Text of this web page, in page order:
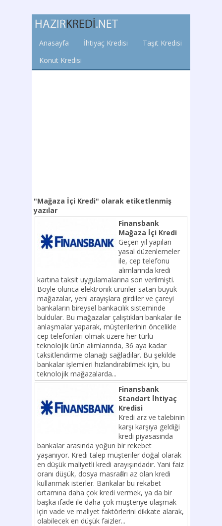
Anasayfa İhtiyaç Kredisi
Taşıt Kredisi
Konut Kredisi
"Mağaza İçi Kredi" olarak etiketlenmiş
yazılar
Finansbank
Mağaza İçi Kredi
Geçen yıl yapılan
yasal düzenlemeler
ile, cep telefonu
alımlarında kredi
kartına taksit uygulamalarına son verilmişti.
Böyle olunca elektronik ürünler satan büyük
mağazalar, yeni arayışlara girdiler ve çareyi
bankaların bireysel bankacılık sisteminde
buldular. Bu mağazalar çalıştıkları bankalar ile
anlaşmalar yaparak, müşterilerinin öncelikle
cep telefonları olmak üzere her türlü
teknolojik ürün alımlarında, 36 aya kadar
taksitlendirme olanağı sağladılar. Bu şekilde
bankalar işlemleri hızlandırabilmek için, bu
teknolojik mağazalarda...
Finansbank
Standart İhtiyaç
Kredisi
Kredi arz ve talebinin
karşı karşıya geldiği
kredi piyasasında
bankalar arasında yoğun bir rekebet
yaşanıyor. Kredi talep müşteriler doğal olarak
en düşük maliyetli kredi arayışındadır. Yani faiz
oranı düşük, dosya masrafları az olan kredi
kullanmak isterler. Bankalar bu rekabet
ortamına daha çok kredi vermek, ya da bir
başka ifade ile daha çok müşteriye ulaşmak
için vade ve maliyet faktörlerini dikkate alarak,
olabilecek en düşük faizler...